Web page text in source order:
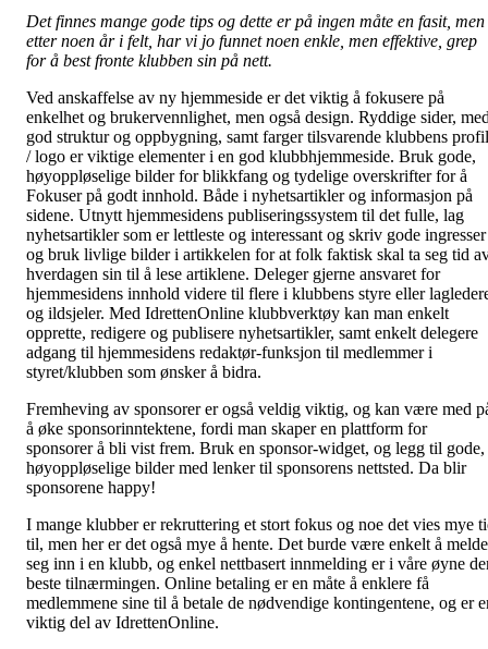
Det finnes mange gode tips og dette er på ingen måte en fasit, men
etter noen år i felt, har vi jo funnet noen enkle, men effektive, grep
for å best fronte klubben sin på nett.
Ved anskaffelse av ny hjemmeside er det viktig å fokusere på
enkelhet og brukervennlighet, men også design. Ryddige sider,
god struktur og oppbygning, samt farger tilsvarende klubbens profil
/ logo er viktige elementer i en god klubbhjemmeside. Bruk gode,
høyoppløselige bilder for blikkfang og tydelige overskrifter for å
Fokuser på godt innhold. Både i nyhetsartikler og informasjon på
sidene. Utnytt hjemmesidens publiseringssystem til det fulle, lag
nyhetsartikler som er lettleste og interessant og skriv gode ingresser
og bruk livlige bilder i artikkelen for at folk faktisk skal ta seg tid
hverdagen sin til å lese artiklene. Deleger gjerne ansvaret for
hjemmesidens innhold videre til flere i klubbens styre eller
og ildsjeler. Med IdrettenOnline klubbverktøy kan man enkelt
opprette, redigere og publisere nyhetsartikler, samt enkelt delegere
adgang til hjemmesidens redaktør-funksjon til medlemmer i
styret/klubben som ønsker å bidra.
Fremheving av sponsorer er også veldig viktig, og kan være med
å øke sponsorinntektene, fordi man skaper en plattform for
sponsorer å bli vist frem. Bruk en sponsor-widget, og legg til gode,
høyoppløselige bilder med lenker til sponsorens nettsted. Da blir
sponsorene happy!
I mange klubber er rekruttering et stort fokus og noe det vies mye
til, men her er det også mye å hente. Det burde være enkelt å melde
seg inn i en klubb, og enkel nettbasert innmelding er i våre øyne
beste tilnærmingen. Online betaling er en måte å enklere få
medlemmene sine til å betale de nødvendige kontingentene, og er
viktig del av IdrettenOnline.